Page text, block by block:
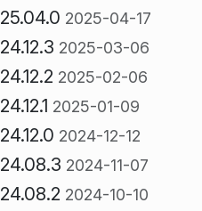
25.04.0 2025-04-17
24.12.3 2025-03-06
24.12.2 2025-02-06
24.12.1 2025-01-09
24.12.0 2024-12-12
24.08.3 2024-11-07
24.08.2 2024-10-10